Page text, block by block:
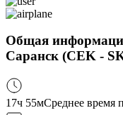
Общая
Саранск (CEK -
17ч 55мСреднее время